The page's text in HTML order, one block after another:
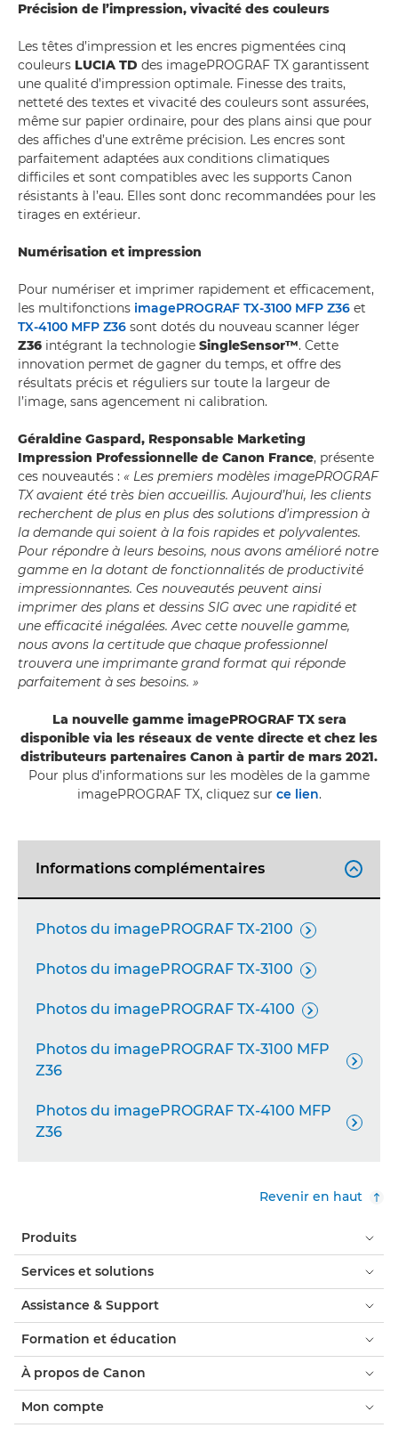
Précision de l’impression, vivacité des couleurs
Les têtes d’impression et les encres pigmentées cinq
couleurs LUCIA TD des imagePROGRAF TX garantissent
une qualité d’impression optimale. Finesse des traits,
netteté des textes et vivacité des couleurs sont assurées,
même sur papier ordinaire, pour des plans ainsi que pour
des affiches d’une extrême précision. Les encres sont
parfaitement adaptées aux conditions climatiques
difficiles et sont compatibles avec les supports Canon
résistants à l’eau. Elles sont donc recommandées pour les
tirages en extérieur.
Numérisation et impression
Pour numériser et imprimer rapidement et efficacement,
les multifonctions imagePROGRAF TX-3100 MFP Z36 et
TX-4100 MFP Z36 sont dotés du nouveau scanner léger
Z36 intégrant la technologie SingleSensor™. Cette
innovation permet de gagner du temps, et offre des
résultats précis et réguliers sur toute la largeur de
l’image, sans agencement ni calibration.
Géraldine Gaspard, Responsable Marketing
Impression Professionnelle de Canon France, présente
ces nouveautés : « Les premiers modèles imagePROGRAF
TX avaient été très bien accueillis. Aujourd’hui, les clients
recherchent de plus en plus des solutions d’impression à
la demande qui soient à la fois rapides et polyvalentes.
Pour répondre à leurs besoins, nous avons amélioré notre
gamme en la dotant de fonctionnalités de productivité
impressionnantes. Ces nouveautés peuvent ainsi
imprimer des plans et dessins SIG avec une rapidité et
une efficacité inégalées. Avec cette nouvelle gamme,
nous avons la certitude que chaque professionnel
trouvera une imprimante grand format qui réponde
parfaitement à ses besoins. »
La nouvelle gamme imagePROGRAF TX sera
disponible via les réseaux de vente directe et chez les
distributeurs partenaires Canon à partir de mars 2021.
Pour plus d’informations sur les modèles de la gamme
imagePROGRAF TX, cliquez sur ce lien.
Informations complémentaires 
Photos du imagePROGRAF TX-2100 
Photos du imagePROGRAF TX-3100 
Photos du imagePROGRAF TX-4100 
Photos du imagePROGRAF TX-3100 MFP
Z36

Photos du imagePROGRAF TX-4100 MFP
Z36

Revenir en haut
Produits
Services et solutions
Assistance & Support
Formation et éducation
À propos de Canon
Mon compte